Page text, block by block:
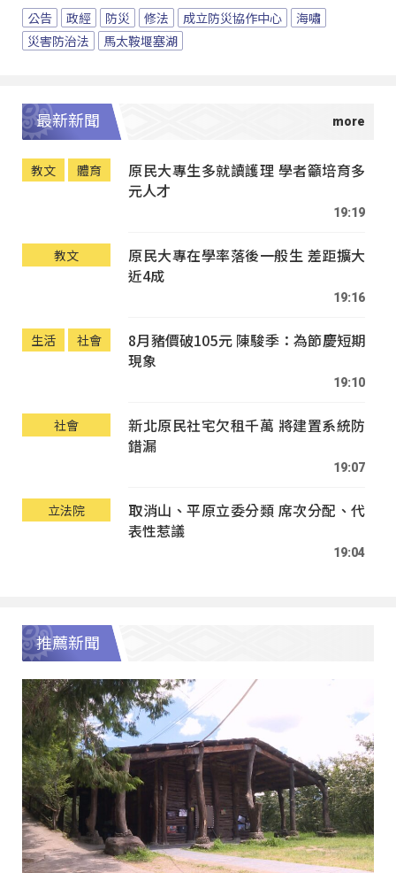
公告 政經 防災 修法 成立防災協作中心
海嘯
災害防治法
馬太鞍堰塞湖
最新新聞
教文 體育
原民大專生多就讀護理 學者籲培育多
元人才
19:19
教文
原民大專在學率落後一般生 差距擴大
近4成
19:16
生活 社會
8月豬價破105元 陳駿季：為節慶短期
現象
19:10
社會
新北原民社宅欠租千萬 將建置系統防
錯漏
19:07
立法院
取消山、平原立委分類 席次分配、代
表性惹議
19:04
推薦新聞